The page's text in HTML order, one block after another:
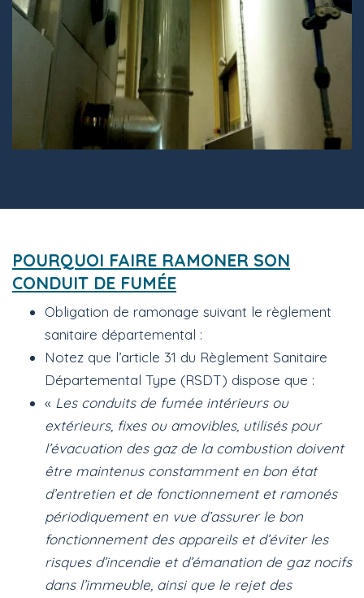
POURQUOI FAIRE RAMONER SON
CONDUIT DE FUMÉE
Obligation de ramonage suivant le règlement
sanitaire départemental :
Notez que l’article 31 du Règlement Sanitaire
Départemental Type (RSDT) dispose que :
« Les conduits de fumée intérieurs ou
extérieurs, fixes ou amovibles, utilisés pour
l’évacuation des gaz de la combustion doivent
être maintenus constamment en bon état
d’entretien et de fonctionnement et ramonés
périodiquement en vue d’assurer le bon
fonctionnement des appareils et d’éviter les
risques d’incendie et d’émanation de gaz nocifs
dans l’immeuble, ainsi que le rejet des